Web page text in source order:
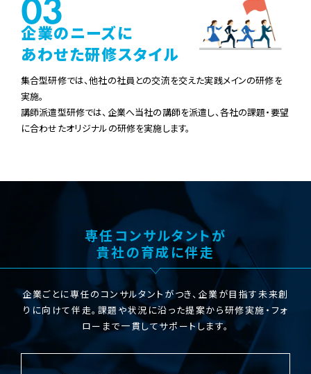
企業のニーズに
あわせた研修スタイル
集合型研修では、他社の社員との交流を交えた実践メインの研修を
実施。
講師派遣型研修では、企業へ当社の講師を派遣し、各社の課題・要望
に合わせたオリジナルの研修を実施します。
専任コンサルタントが
貴社の育成に伴走
企業ごとに専任のコンサルタントがつき、企業が目指す未来創
りに向けて伴走。 課題や状況に沿った提案から研修実施・フォ
ローまで一貫してサポートします。